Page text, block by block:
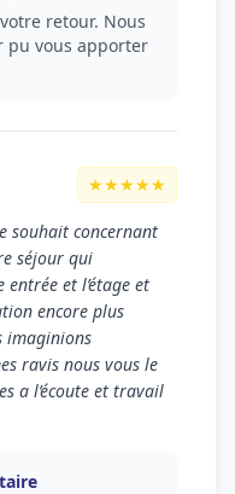
retour. Nous
pu vous apporter
★★★★★
souhait concernant
séjour qui
et l’étage et
encore plus
imaginions
ravis nous vous le
a l’écoute et travail